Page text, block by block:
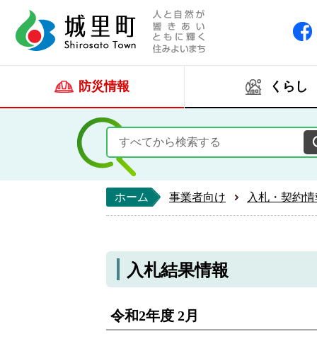
防災情報 くらし
ホーム 事業者向け 入札・契約
入札結果情報
令和2年度 2月